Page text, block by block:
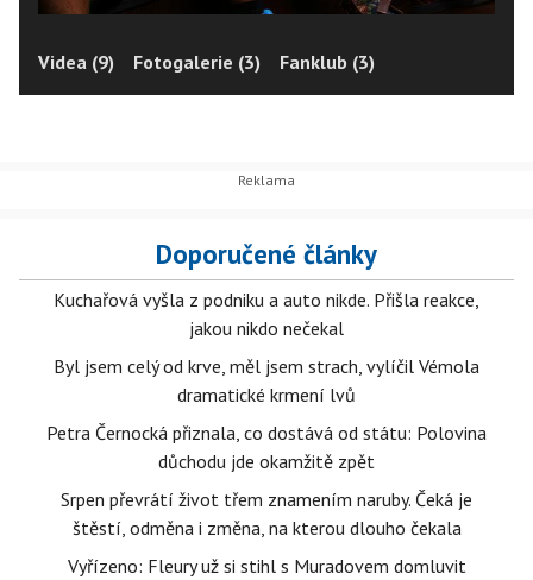
Videa (9) Fotogalerie (3) Fanklub (3)
Doporučené články
Kuchařová vyšla z podniku a auto nikde. Přišla reakce,
jakou nikdo nečekal
Byl jsem celý od krve, měl jsem strach, vylíčil Vémola
dramatické krmení lvů
Petra Černocká přiznala, co dostává od státu: Polovina
důchodu jde okamžitě zpět
Srpen převrátí život třem znamením naruby. Čeká je
štěstí, odměna i změna, na kterou dlouho čekala
Vyřízeno: Fleury už si stihl s Muradovem domluvit